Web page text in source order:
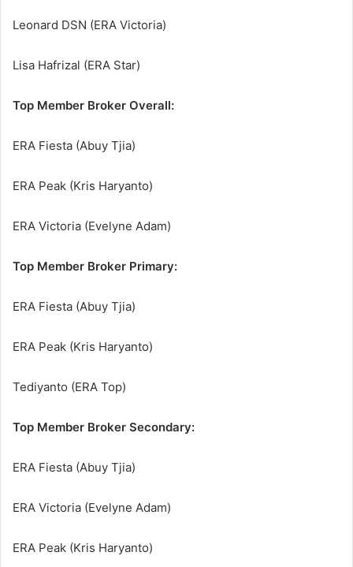
Leonard DSN (ERA Victoria)
Lisa Hafrizal (ERA Star)
Top Member Broker Overall:
ERA Fiesta (Abuy Tjia)
ERA Peak (Kris Haryanto)
ERA Victoria (Evelyne Adam)
Top Member Broker Primary:
ERA Fiesta (Abuy Tjia)
ERA Peak (Kris Haryanto)
Tediyanto (ERA Top)
Top Member Broker Secondary:
ERA Fiesta (Abuy Tjia)
ERA Victoria (Evelyne Adam)
ERA Peak (Kris Haryanto)